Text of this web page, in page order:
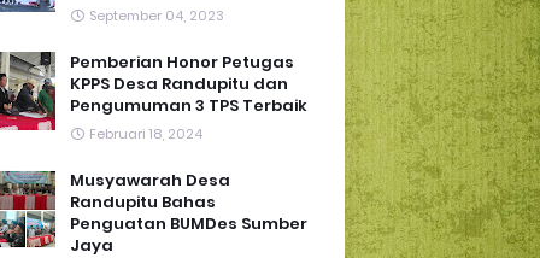
September 04, 2023
Pemberian Honor Petugas
KPPS Desa Randupitu dan
Pengumuman 3 TPS Terbaik
Februari 18, 2024
Musyawarah Desa
Randupitu Bahas
Penguatan BUMDes Sumber
Jaya